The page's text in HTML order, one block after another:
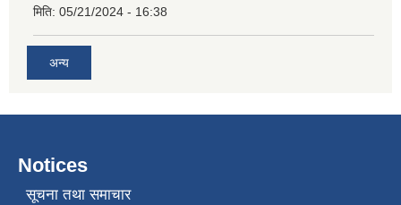
मिति: 05/21/2024 - 16:38
अन्य
Notices
सूचना तथा समाचार